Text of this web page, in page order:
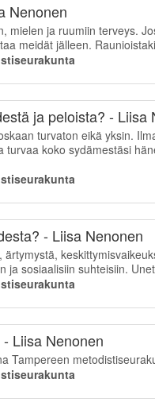
Nenonen
mielen ja ruumiin terveys.
meidät jälleen.
ja peloista? - Liisa
turvaton eikä yksin.
turvaa koko sydämestäsi
- Liisa Nenonen
ja sosiaalisiin suhteisiin.
Liisa Nenonen
Tampereen